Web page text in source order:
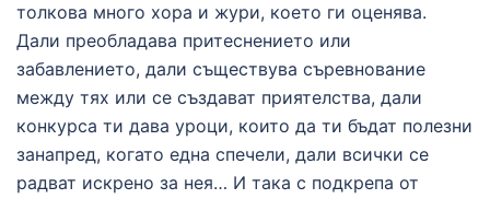
толкова много хора и жури, което ги оценява.
Дали преобладава притеснението или
забавлението, дали съществува съревнование
между тях или се създават приятелства, дали
конкурса ти дава уроци, които да ти бъдат полезни
занапред, когато една спечели, дали всички се
радват искрено за нея… И така с подкрепа от